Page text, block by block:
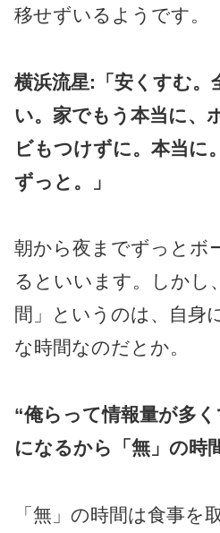
移せずいるようです。
横浜流星:「安くすむ。
い。家でもう本当に、
ビもつけずに。本当に
ずっと。」
朝から夜までずっとボ
るといいます。しかし
間」というのは、自身
な時間なのだとか。
“俺らって情報量が多
になるから「無」の時
「無」の時間は食事を